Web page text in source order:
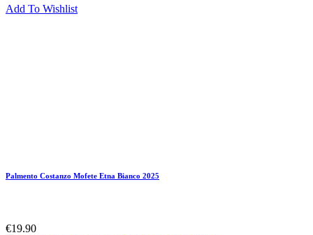
Add To Wishlist
Palmento Costanzo Mofete Etna Bianco 2025
€19.90